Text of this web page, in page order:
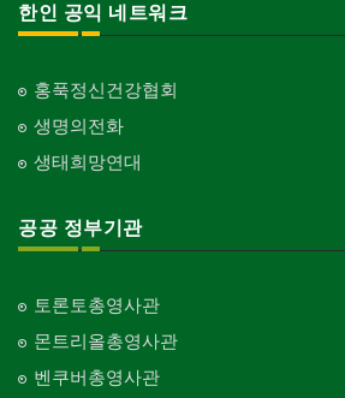
한인 공익 네트워크
홍푹정신건강협회
생명의전화
생태희망연대
공공 정부기관
토론토총영사관
몬트리올총영사관
벤쿠버총영사관